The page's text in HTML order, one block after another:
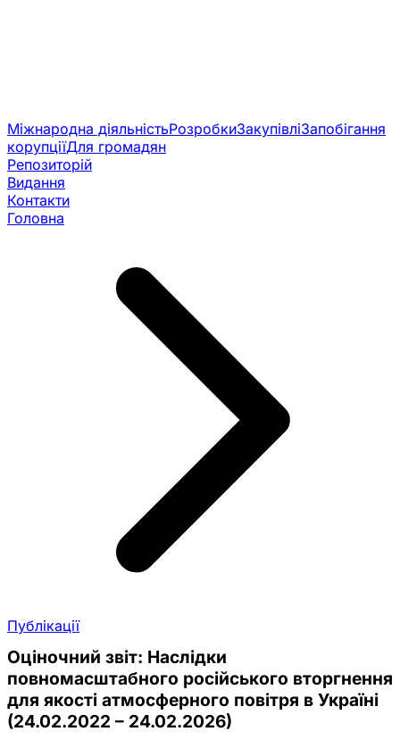
Міжнародна діяльністьРозробкиЗакупівліЗапобігання
корупціїДля громадян
Репозиторій
Видання
Контакти
Головна
Публікації
Оціночний звіт: Наслідки
повномасштабного російського вторгнення
для якості атмосферного повітря в Україні
(24.02.2022 – 24.02.2026)